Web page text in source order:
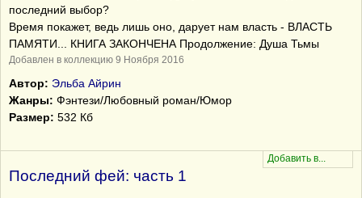
последний выбор?
Время покажет, ведь лишь оно, дарует нам власть - ВЛАСТЬ
ПАМЯТИ... КНИГА ЗАКОНЧЕНА Продолжение: Душа Тьмы
Добавлен в коллекцию 9 Ноября 2016
Автор: Эльба Айрин
Жанры: Фэнтези/Любовный роман/Юмор
Размер: 532 Кб
Последний фей: часть 1